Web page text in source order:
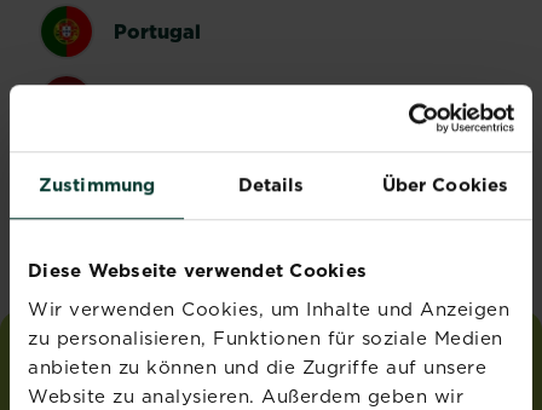
Zustimmung Details Über Cookies
Diese Webseite verwendet Cookies
Wir verwenden Cookies, um Inhalte und Anzeigen
zu personalisieren, Funktionen für soziale Medien
anbieten zu können und die Zugriffe auf unsere
Website zu analysieren. Außerdem geben wir
Portugal
liebedeinengarten
von Substral®